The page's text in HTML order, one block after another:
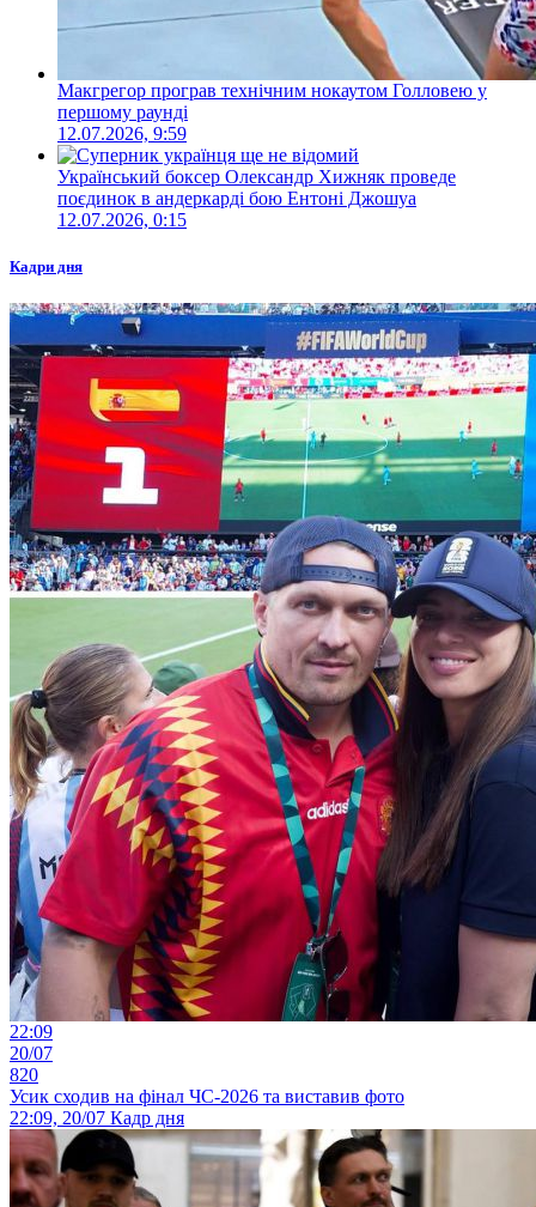
Макгрегор програв технічним нокаутом Голловею у
першому раунді
12.07.2026, 9:59
Український боксер Олександр Хижняк проведе
поєдинок в андеркарді бою Ентоні Джошуа
12.07.2026, 0:15
Кадри дня
22:09
20/07
820
Усик сходив на фінал ЧС-2026 та виставив фото
22:09, 20/07 Кадр дня